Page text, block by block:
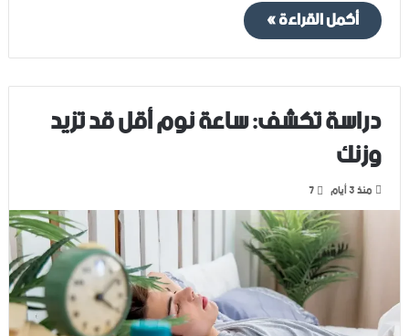
أكمل القراءة »
دراسة تكشف: ساعة نوم أقل قد تزيد
وزنك
منذ 3 أيام 7